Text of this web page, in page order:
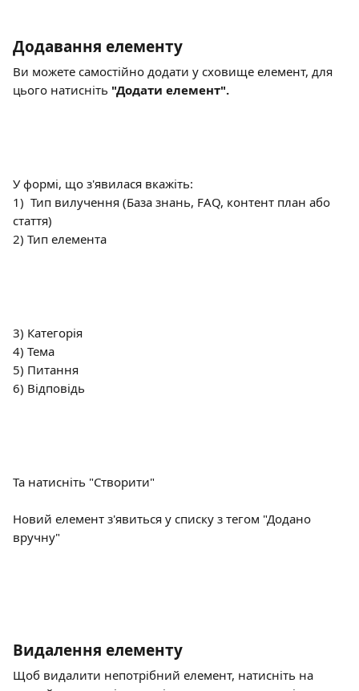
Додавання елементу
Ви можете самостійно додати у сховище елемент, для
цього натисніть "Додати елемент".
У формі, що з'явилася вкажіть:
1)  Тип вилучення (База знань, FAQ, контент план або
стаття)
2) Тип елемента
3) Категорія
4) Тема
5) Питання
6) Відповідь
Та натисніть "Створити"
Новий елемент з'явиться у списку з тегом "Додано
вручну"
Видалення елементу
Щоб видалити непотрібний елемент, натисніть на